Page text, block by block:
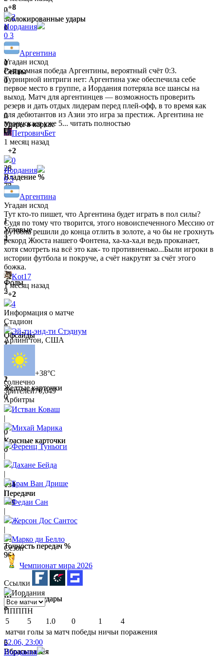
2
Заблокированные удары
0
1
Сейвы
0
0
Удары в каркас
1
28
Владение %
72
1
Угловые
2
5
Фолы
5
1
Офсайды
2
1
Желтые карточки
0
0
Красные карточки
0
151
Передачи
389
79
Точность передач %
90
5
Штрафные удары
5
5
Вбрасывания
0
Заблокированные удары
1
0
Сейвы
0
0
Удары в каркас
1
25
Владение %
75
1
Угловые
4
8
Фолы
2
0
Офсайды
1
2
Желтые карточки
0
0
Красные карточки
0
134
Передачи
411
81
Точность передач %
94
2
Штрафные удары
8
6
Вбрасывания
+8
2
Иордания
0 3
Аргентина
Угадан исход
Разгромная победа Аргентины, вероятный счёт 0:3.
Турнирной интриги нет: Аргентина уже обеспечила себе
первое место в группе, а Иордания потеряла все шансы на
выход. Матч для аргентинцев — возможность проверить
резерв и дать отдых лидерам перед плей-офф, в то время как
для дебютантов из Азии это игра за престиж. Аргентина не
пропускает уже 5... читать полностью
ПетровичБет
1 месяц назад
+2
0
Иордания
0 5
Аргентина
Угадан исход
Тут кто-то пишет, что Аргентина будет играть в пол силы?
Судя по тому что творится, этого новоиспеченного Мессию от
футбола решили до конца отлить в золоте, а чо бы не грохнуть
рекорд Жюста нашего Фонтена, ха-ха-ха,и ведь проканает,
хотя смотреть на всё это как- то противненько...Были игроки в
истории футбола и покруче, а счёт накрутят за счёт этого
божка.
Kot17
1 месяц назад
+2
4
Информация о матче
Стадион
Эй-ти-энд-ти Стэдиум
Арлингтон, США
+38°C
солнечно
Зрителей70,649
Арбитры
Истван Коваш
|
Михай Марика
|
Ференц Туньоги
|
Дахане Бейда
|
Брам Ван Дрише
|
Федаи Сан
|
Жерсон Дос Сантос
|
Марко ди Белло
Сезон
Чемпионат мира 2026
Ссылки
Иордания
ППППН
5
5 1.0 0 1
4
матчи голы за матч победы ничьи поражения
22.06, 23:00
Иордания